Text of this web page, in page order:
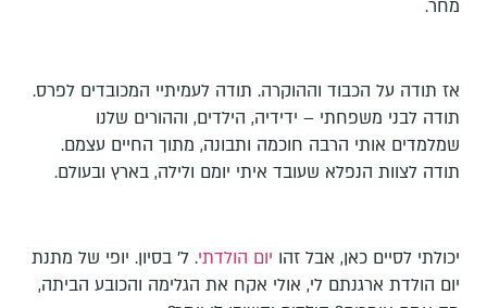
מחר.
אז תודה על הכבוד וההוקרה. תודה לעמיתיי המכובדים לפרס.
תודה לבני משפחתי – ידידיה, הילדים, וההורים שלנו
שמלמדים אותי הרבה חוכמה ותבונה, מתוך החיים עצמם.
תודה לצוות הנפלא שעובד איתי יומם ולילה, בארץ ובעולם.
יכולתי לסיים כאן, אבל זהו יום הולדתי. ל' בסיון. יופי של מתנת
יום הולדת ארגנתם לי, אולי אקח את הגלימה והכובע הביתה,